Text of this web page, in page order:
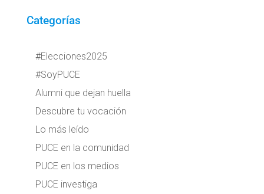
Categorías
#Elecciones2025
#SoyPUCE
Alumni que dejan huella
Descubre tu vocación
Lo más leído
PUCE en la comunidad
PUCE en los medios
PUCE investiga